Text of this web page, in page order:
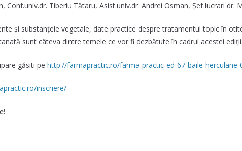
Conf.univ.dr. Tiberiu Tătaru, Asist.univ.dr. Andrei Osman, Șef lucrari dr.
și substanțele vegetale, date practice despre tratamentul topic în
sunt câteva dintre temele ce vor fi dezbătute în cadrul acestei ediții.
găsiti pe http://farmapractic.ro/farma-practic-ed-67-baile-herculane-
inscriere/